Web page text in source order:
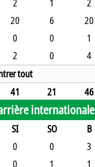
2 1 2
20 6 20
0 0 1
2 0 4
tout
41 21 46
internationale
SI SO B
0 0 3
0 1 1